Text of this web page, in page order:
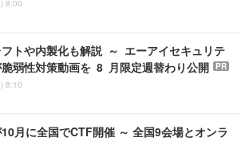
8:00
フトや内製化も解説 ～ エーアイセキュリテ
脆弱性対策動画を 8 月限定週替わり公開
PR
8:10
月に全国でCTF開催 ～ 全国9会場とオンラ